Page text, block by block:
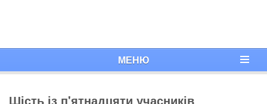
МЕНЮ
Шість із п'ятнадцяти учасників